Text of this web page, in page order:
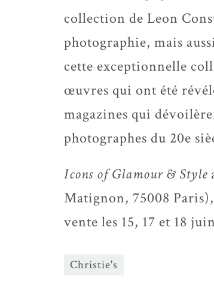
collection de Leon
photographie, mais
cette exceptionnelle
œuvres qui ont été
magazines qui
photographes du 20e
Icons of Glamour & Style
Matignon, 75008
vente les 15, 17 et 18
Christie's